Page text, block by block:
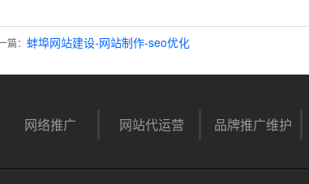
篇： 蚌埠网站建设-网站制作-seo优化
网络推广 网站代运营 品牌推广维护